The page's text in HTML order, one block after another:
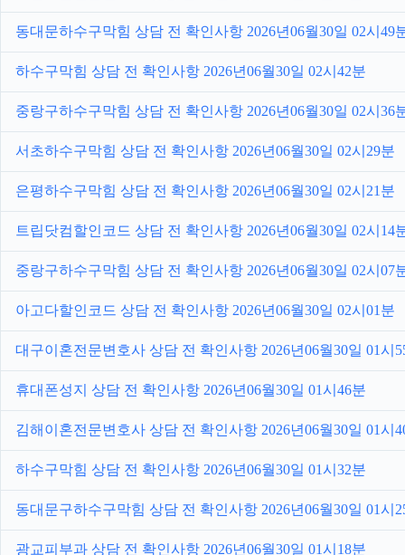
동대문하수구막힘 상담 전 확인사항 2026년06월30일 02시49
하수구막힘 상담 전 확인사항 2026년06월30일 02시42분
중랑구하수구막힘 상담 전 확인사항 2026년06월30일 02시36
서초하수구막힘 상담 전 확인사항 2026년06월30일 02시29분
은평하수구막힘 상담 전 확인사항 2026년06월30일 02시21분
트립닷컴할인코드 상담 전 확인사항 2026년06월30일 02시14
중랑구하수구막힘 상담 전 확인사항 2026년06월30일 02시07
아고다할인코드 상담 전 확인사항 2026년06월30일 02시01분
대구이혼전문변호사 상담 전 확인사항 2026년06월30일 01시
휴대폰성지 상담 전 확인사항 2026년06월30일 01시46분
김해이혼전문변호사 상담 전 확인사항 2026년06월30일 01시
하수구막힘 상담 전 확인사항 2026년06월30일 01시32분
동대문구하수구막힘 상담 전 확인사항 2026년06월30일 01시
광교피부과 상담 전 확인사항 2026년06월30일 01시18분